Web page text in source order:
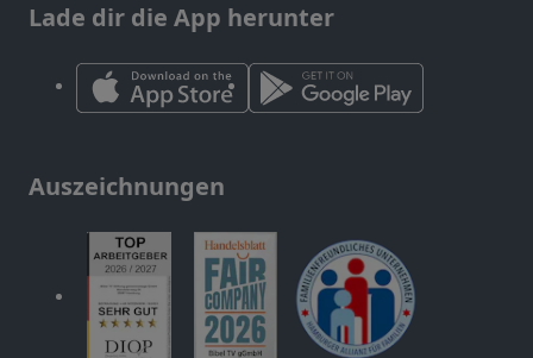
Lade dir die App herunter
Auszeichnungen